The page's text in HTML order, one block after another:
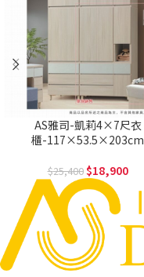
AS雅司-凱莉4×7尺衣
櫃-117×53.5×203cm
25,400 18,900